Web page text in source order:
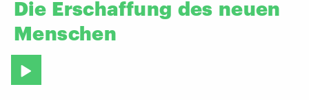
Die Erschaffung des neuen
Menschen